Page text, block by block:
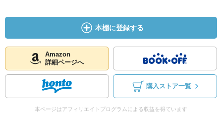
本棚に登録する
Amazon
詳細ページへ
購入ストア一覧
本ページはアフィリエイトプログラムによる収益を得ています